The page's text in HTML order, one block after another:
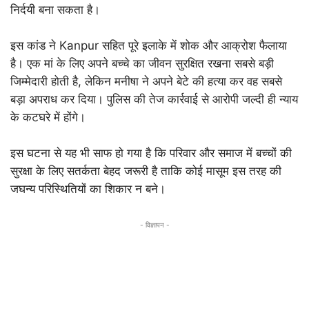
निर्दयी बना सकता है।
इस कांड ने Kanpur सहित पूरे इलाके में शोक और आक्रोश फैलाया
है। एक मां के लिए अपने बच्चे का जीवन सुरक्षित रखना सबसे बड़ी
जिम्मेदारी होती है, लेकिन मनीषा ने अपने बेटे की हत्या कर वह सबसे
बड़ा अपराध कर दिया। पुलिस की तेज कार्रवाई से आरोपी जल्दी ही न्याय
के कटघरे में होंगे।
इस घटना से यह भी साफ हो गया है कि परिवार और समाज में बच्चों की
सुरक्षा के लिए सतर्कता बेहद जरूरी है ताकि कोई मासूम इस तरह की
जघन्य परिस्थितियों का शिकार न बने।
- विज्ञापन -